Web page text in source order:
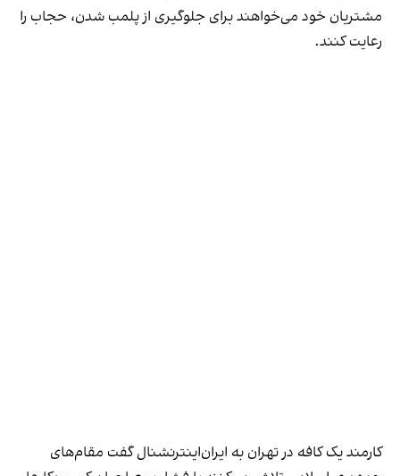
مشتریان خود می‌خواهند برای جلوگیری از پلمب شدن، حجاب را
رعایت کنند.
کارمند یک کافه در تهران به ایران‌اینترنشنال گفت مقام‌های